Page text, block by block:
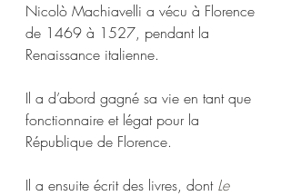
Nicolò Machiavelli a vécu à Florence
de 1469 à 1527, pendant la
Renaissance italienne.
Il a d’abord gagné sa vie en tant que
fonctionnaire et légat pour la
République de Florence.
Il a ensuite écrit des livres, dont Le